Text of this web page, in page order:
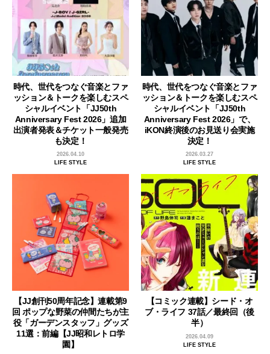
時代、世代をつなぐ音楽とファ
ッション＆トークを楽しむスペ
シャルイベント「JJ50th
Anniversary Fest 2026」追加
出演者発表＆チケット一般発売
も決定！
2026.04.10
LIFE STYLE
時代、世代をつなぐ音楽とファ
ッション＆トークを楽しむスペ
シャルイベント「JJ50th
Anniversary Fest 2026」で、
iKON終演後のお見送り会実施
決定！
2026.03.27
LIFE STYLE
【JJ創刊50周年記念】連載第9
回 ポップな野菜の仲間たちが主
役「ガーデンスタッフ」グッズ
11選：前編【JJ昭和レトロ学
園】
【コミック連載】シード・オ
ブ・ライフ 37話／最終回（後
半）
2026.04.09
LIFE STYLE